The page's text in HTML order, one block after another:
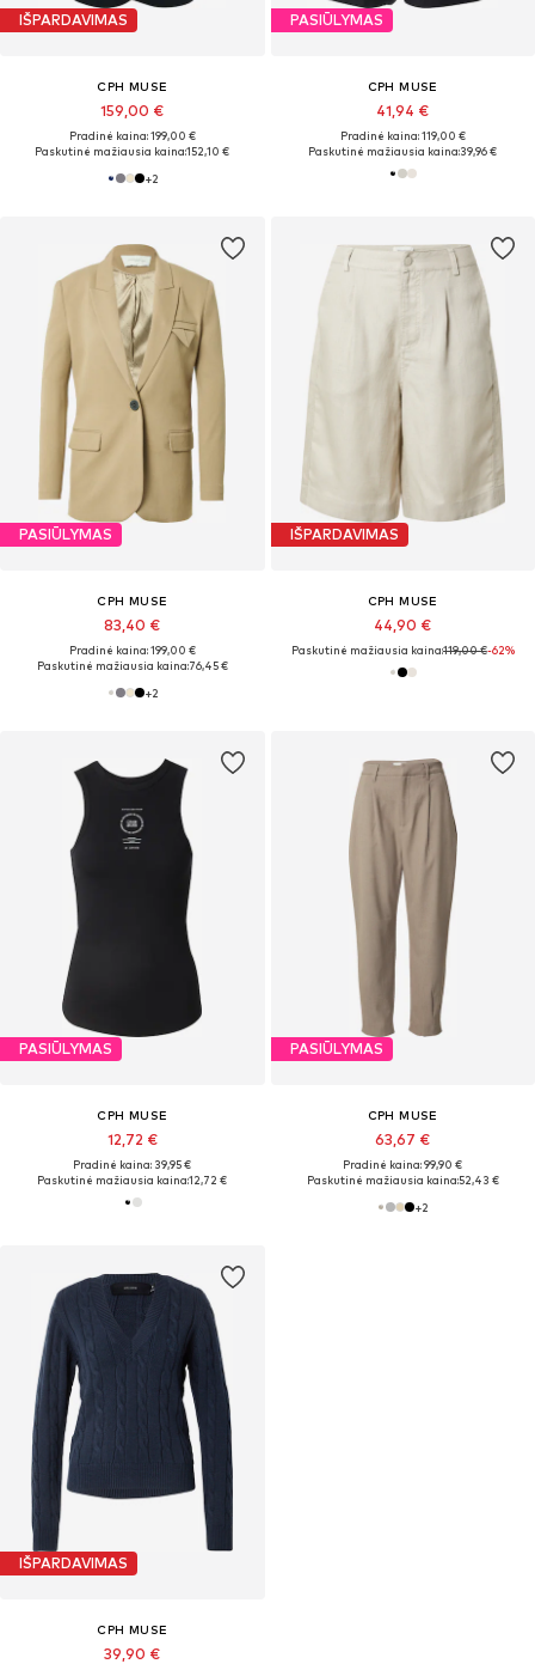
IŠPARDAVIMAS
CPH MUSE
159,00 €
Pradinė kaina: 199,00 €
Paskutinė mažiausia kaina:152,10 €
+2
PASIŪLYMAS
CPH MUSE
41,94 €
Pradinė kaina: 119,00 €
Paskutinė mažiausia kaina:39,96 €
PASIŪLYMAS
CPH MUSE
83,40 €
Pradinė kaina: 199,00 €
Paskutinė mažiausia kaina:76,45 €
+2
IŠPARDAVIMAS
CPH MUSE
44,90 €
Paskutinė mažiausia kaina:119,00 €-62%
PASIŪLYMAS
CPH MUSE
12,72 €
Pradinė kaina: 39,95 €
Paskutinė mažiausia kaina:12,72 €
PASIŪLYMAS
CPH MUSE
63,67 €
Pradinė kaina: 99,90 €
Paskutinė mažiausia kaina:52,43 €
+2
IŠPARDAVIMAS
CPH MUSE
39,90 €